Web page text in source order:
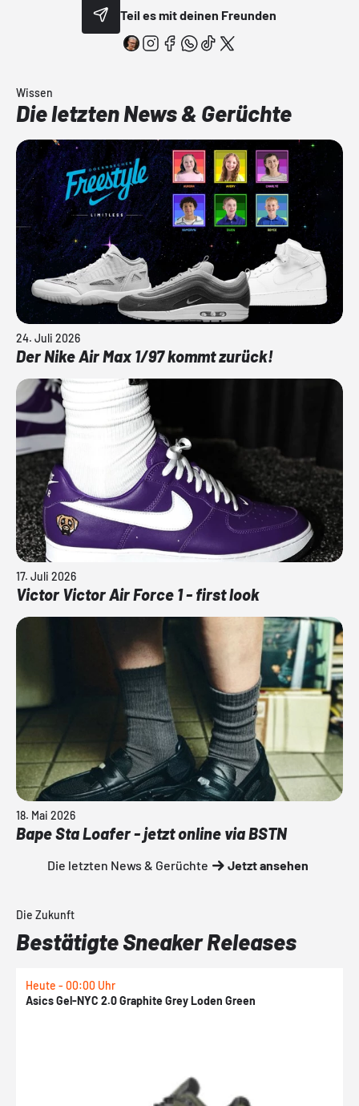
Teil es mit deinen Freunden
Wissen
Die letzten News & Gerüchte
24. Juli 2026
Der Nike Air Max 1/97 kommt zurück!
17. Juli 2026
Victor Victor Air Force 1 - first look
18. Mai 2026
Bape Sta Loafer - jetzt online via BSTN
Die letzten News & Gerüchte Jetzt ansehen
Die Zukunft
Bestätigte Sneaker Releases
Heute - 00:00 Uhr
Asics Gel-NYC 2.0 Graphite Grey Loden Green